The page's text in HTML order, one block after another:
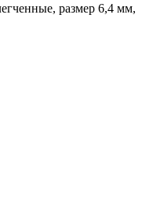
размер 6,4 мм,